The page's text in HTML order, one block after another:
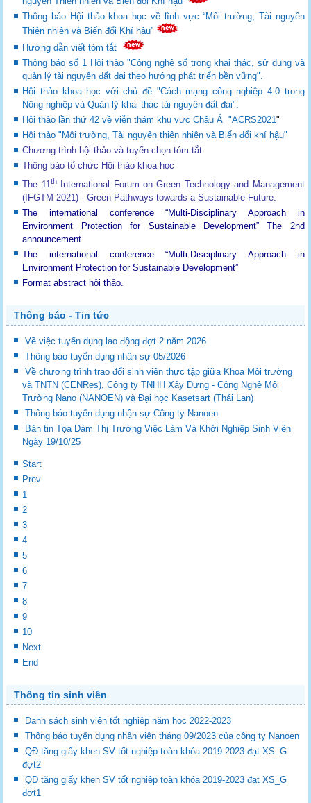
Thông báo Hội thảo khoa học về lĩnh vực “Môi trường, Tài nguyên
Thiên nhiên và Biến đổi Khí hậu”
Hướng dẫn viết tóm tắt
Thông báo số 1 Hội thảo "Công nghệ số trong khai thác, sử dụng và
quản lý tài nguyên đất đai theo hướng phát triển bền vững".
Hội thảo khoa học với chủ đề "Cách mạng công nghiệp 4.0 trong
Nông nghiệp và Quản lý khai thác tài nguyên đất đai".
Hội thảo lần thứ 42 về viễn thám khu vực Châu Á "ACRS2021"
Hội thảo "Môi trường, Tài nguyên thiên nhiên và Biến đổi khí hậu"
Chương trình hội thảo và tuyển chọn tóm tắt
Thông báo tổ chức Hội thảo khoa học
The 11thInternational Forum on Green Technology and Management
(IFGTM 2021) - Green Pathways towards a Sustainable Future
The international conference “Multi-Disciplinary Approach in
Environment Protection for Sustainable Development”The 2nd
announcement
The international conference “Multi-Disciplinary Approach in
Environment Protection for Sustainable Development”
Format abstract hội thảo.
Thông báo - Tin tức
Về việc tuyển dụng lao động đợt 2 năm 2026
Thông báo tuyển dụng nhân sự 05/2026
Về chương trình trao đổi sinh viên thực tập giữa Khoa Môi trường
và TNTN (CENRes), Công ty TNHH Xây Dựng - Công Nghệ Môi
Trường Nano (NANOEN) và Đại học Kasetsart (Thái Lan)
Thông báo tuyển dụng nhận sự Công ty Nanoen
Bản tin Tọa Đàm Thị Trường Việc Làm Và Khởi Nghiệp Sinh Viên
Ngày 19/10/25
Start
Prev
1
2
3
4
5
6
7
8
9
10
Next
End
Thông tin sinh viên
Danh sách sinh viên tốt nghiệp năm học 2022-2023
Thông báo tuyển dụng nhân viên tháng 09/2023 của công ty Nanoen
QĐ tăng giấy khen SV tốt nghiệp toàn khóa 2019-2023 đạt XS_G
đợt2
QĐ tặng giấy khen SV tốt nghiệp toàn khóa 2019-2023 đạt XS_G
đợt1